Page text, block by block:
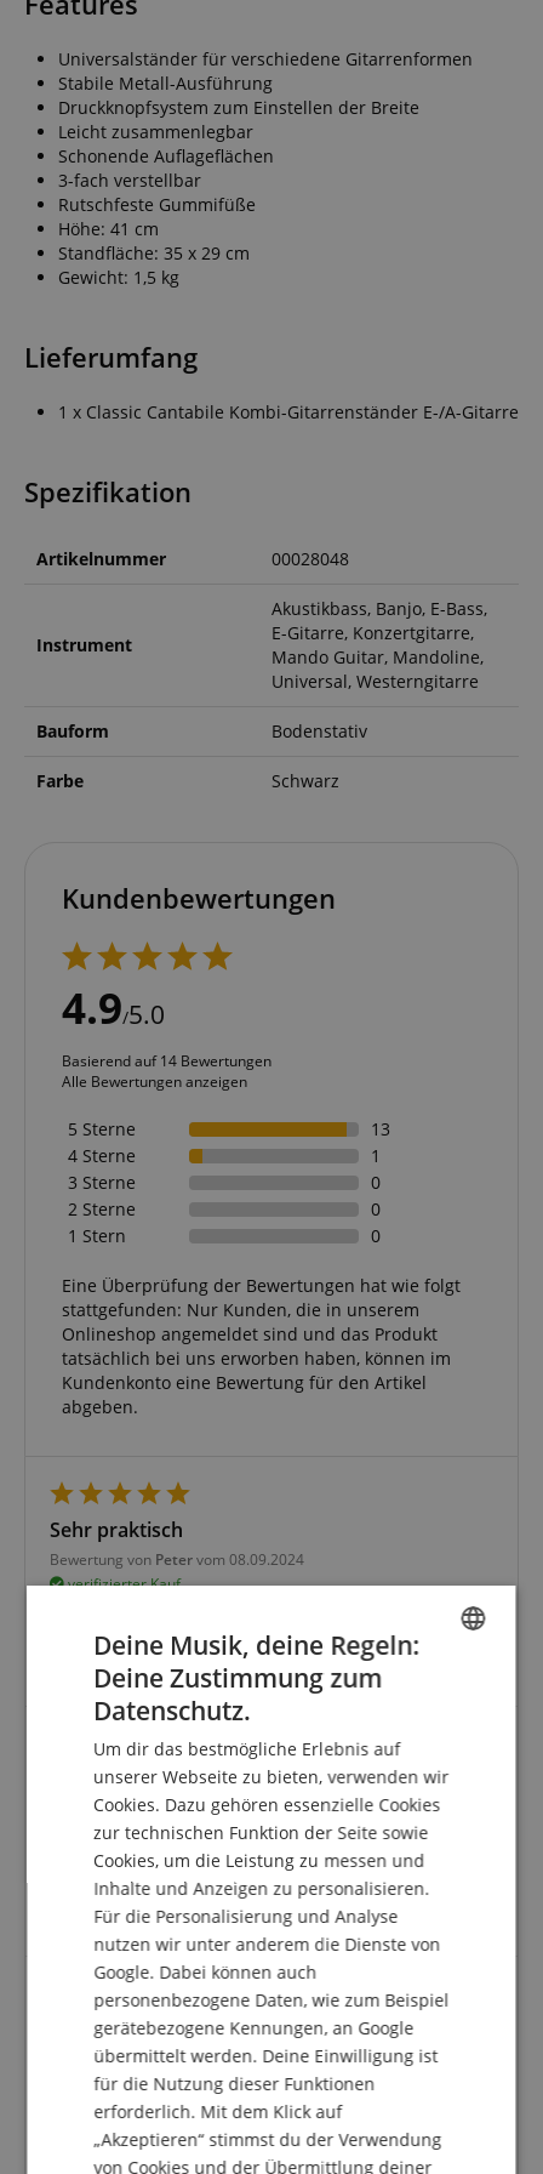
Universalständer für verschiedene Gitarrenformen
Stabile Metall-Ausführung
Druckknopfsystem zum Einstellen der Breite
Leicht zusammenlegbar
Schonende Auflageflächen
3-fach verstellbar
Rutschfeste Gummifüße
Höhe: 41 cm
Standfläche: 35 x 29 cm
Gewicht: 1,5 kg
Lieferumfang
1 x Classic Cantabile Kombi-Gitarrenständer E-/A-Gitarre
Spezifikation
Artikelnummer 00028048
Instrument
Akustikbass, Banjo, E-Bass,
E-Gitarre, Konzertgitarre,
Mando Guitar, Mandoline,
Universal, Westerngitarre
Bauform Bodenstativ
Farbe Schwarz
Kundenbewertungen
4.9/5.0
Basierend auf 14 Bewertungen
Alle Bewertungen anzeigen
5 Sterne
13
4 Sterne
1
3 Sterne
0
2 Sterne
0
1 Stern
0
Eine Überprüfung der Bewertungen hat wie folgt
stattgefunden: Nur Kunden, die in unserem
Onlineshop angemeldet sind und das Produkt
tatsächlich bei uns erworben haben, können im
Kundenkonto eine Bewertung für den Artikel
abgeben.
Sehr praktisch
Bewertung von Petervom 08.09.2024
verifizierter Kauf
schnell und platzsparend aufgestellt werden kann
Tolles Produkt
Pries-Leistung super!
Bewertung vonJuliavom 02.04.2024
verifizierter Kauf
Klasse und sehr praktisch, individuell einstellbar, so
dass zwischendurch sogar noch seine kleine
Spielzeuggitarre dadrauf Platz findet. :)
Schnelle und sehr gut !!
Bewertung vonHaraldvom 22.01.2023
verifizierter Kauf
Kirstein ist super !! Schnelle Lieferung, kompetente
Betreuung und sehr zuverlässig.
FRENCH
ITALIAN
SPANISH
Deine Musik, deine Regeln:
Deine Zustimmung zum
Datenschutz.
Um dir das bestmögliche Erlebnis auf
unserer Webseite zu bieten, verwenden wir
Cookies. Dazu gehören essenzielle Cookies
zur technischen Funktion der Seite sowie
Cookies, um die Leistung zu messen und
Inhalte und Anzeigen zu personalisieren.
Für die Personalisierung und Analyse
nutzen wir unter anderem die Dienste von
Google. Dabei können auch
personenbezogene Daten, wie zum Beispiel
gerätebezogene Kennungen, an Google
übermittelt werden. Deine Einwilligung ist
für die Nutzung dieser Funktionen
erforderlich. Mit dem Klick auf
„Akzeptieren“ stimmst du der Verwendung
von Cookies und der Übermittlung deiner